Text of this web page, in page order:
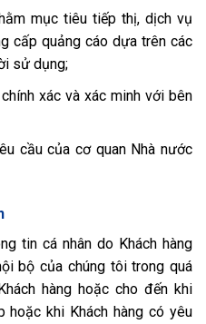
mục tiêu tiếp thị, dịch vụ
cấp quảng cáo dựa trên các
sử dụng;
xác và xác minh với bên
cầu của cơ quan Nhà nước
tin cá nhân do Khách hàng
bộ của chúng tôi trong quá
hàng hoặc cho đến khi
hoặc khi Khách hàng có yêu